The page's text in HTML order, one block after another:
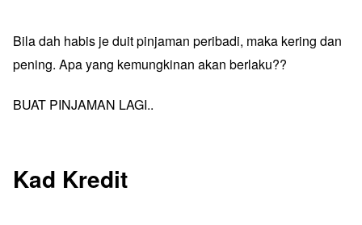
​Bila dah habis je duit pinjaman peribadi, maka kering dan
pening. Apa yang kemungkinan akan berlaku??
BUAT PINJAMAN LAGI..
​Kad Kredit